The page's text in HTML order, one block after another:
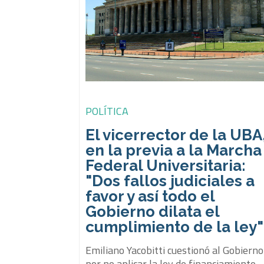
POLÍTICA
El vicerrector de la
en la previa a la Marcha
Federal Universitaria:
"Dos fallos judiciales a
favor y así todo el
Gobierno dilata el
cumplimiento de la ley"
Emiliano Yacobitti cuestionó al Gobierno